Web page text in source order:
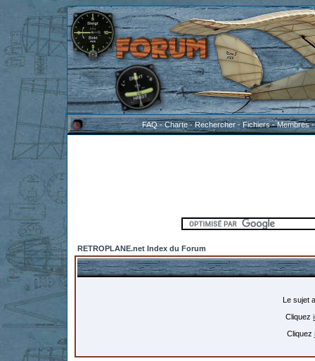
FAQ-Charte-Rechercher-Fichiers-Membres
RETROPLANE.net Index du Forum
Le sujet
Cliquez
Cliquez